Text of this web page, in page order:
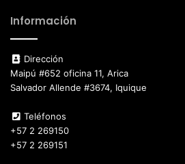
Información
Dirección
Maipú #652 oficina 11, Arica
Salvador Allende #3674, Iquique
Teléfonos
+57 2 269150
+57 2 269151